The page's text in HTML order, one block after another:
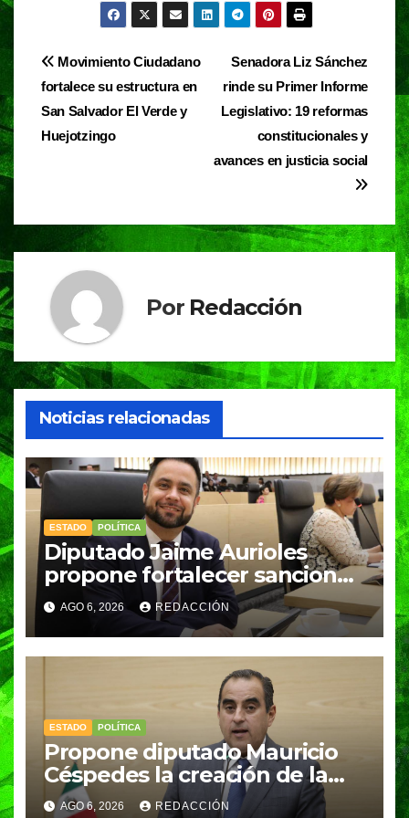
e
b
o
o
at
s
A
p
e
gr
a
m
t
Navegación
de
entradas
Senadora Liz Sánchez
rinde su Primer Informe
Legislativo: 19 reformas
constitucionales y
avances en justicia social
Movimiento Ciudadano
fortalece su estructura en
San Salvador El Verde y
Huejotzingo
Por Redacción
Noticias relacionadas
ESTADO POLÍTICA
Diputado Jaime Aurioles
propone fortalecer sanciones
por abandono u omisión de
cuidados de personas en
situación de vulnerabilidad
AGO 6, 2026 REDACCIÓN
ESTADO POLÍTICA
Propone diputado Mauricio
Céspedes la creación de la
Secretaría Ejecutiva del
AGO 6, 2026 REDACCIÓN